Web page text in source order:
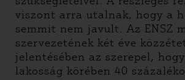
viszont arra utalnak, hogy a
semmit nem javult. Az ENSZ
szervezetének két éve
jelentésében az szerepel,
lakosság körében 40